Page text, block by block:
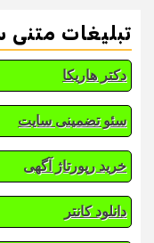
تبلیغات متنی
دکتر هاریکا
سئو تضمینی سایت
خرید رپورتاژ آگهی
دانلود کانتر